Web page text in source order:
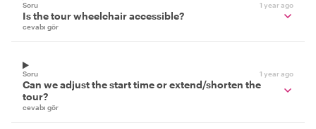
Soru 1 year ago
Is the tour wheelchair accessible?
cevabı gör
Soru 1 year ago
Can we adjust the start time or extend/shorten the
tour?
cevabı gör